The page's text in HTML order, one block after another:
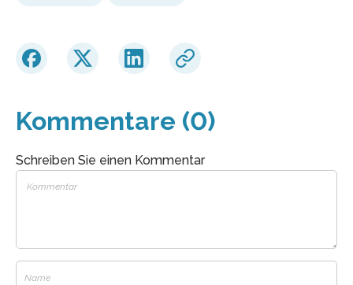
Kommentare (0)
Schreiben Sie einen Kommentar